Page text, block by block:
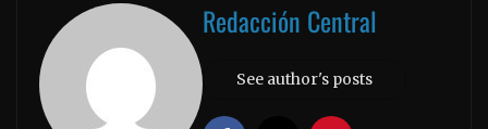
Redacción Central
See author's posts